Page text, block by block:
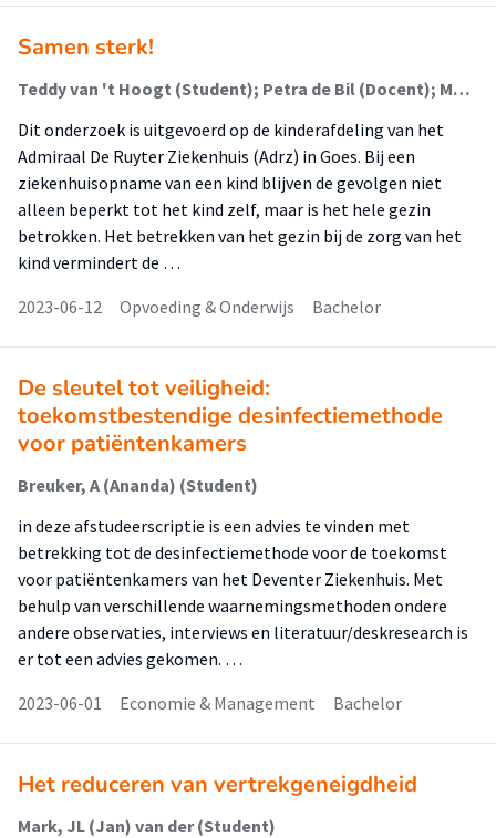
Samen sterk!
Teddy van 't Hoogt (Student); Petra de Bil (Docent); Marieta Rosendaal- Van den Brande (Docent); Marijke Roelse (Begeleider)
Dit onderzoek is uitgevoerd op de kinderafdeling van het
Admiraal De Ruyter Ziekenhuis (Adrz) in Goes. Bij een
ziekenhuisopname van een kind blijven de gevolgen niet
alleen beperkt tot het kind zelf, maar is het hele gezin
betrokken. Het betrekken van het gezin bij de zorg van het
kind vermindert de …
2023-06-12
Opvoeding & Onderwijs Bachelor
De sleutel tot veiligheid:
toekomstbestendige desinfectiemethode
voor patiëntenkamers
Breuker, A (Ananda) (Student)
in deze afstudeerscriptie is een advies te vinden met
betrekking tot de desinfectiemethode voor de toekomst
voor patiëntenkamers van het Deventer Ziekenhuis. Met
behulp van verschillende waarnemingsmethoden ondere
andere observaties, interviews en literatuur/deskresearch is
er tot een advies gekomen. …
2023-06-01
Economie & Management Bachelor
Het reduceren van vertrekgeneigdheid
Mark, JL (Jan) van der (Student)